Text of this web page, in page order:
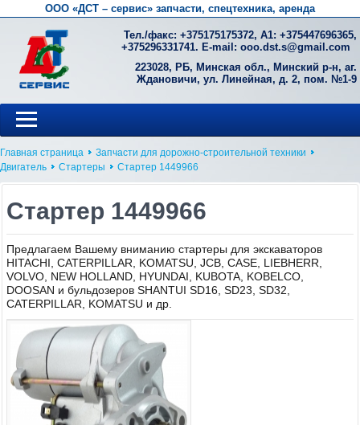
ООО «ДСТ – сервис» запчасти, спецтехника, аренда
Тел./факс: +375175175372, А1: +375447696365,
+375296331741. E-mail: ooo.dst.s@gmail.com
223028, РБ, Минская обл., Минский р-н, аг.
Ждановичи, ул. Линейная, д. 2, пом. №1-9
Главная страница
Запчасти для дорожно-строительной техники
Двигатель
Стартеры Стартер 1449966
Стартер 1449966
Предлагаем Вашему вниманию стартеры для экскаваторов
HITACHI, CATERPILLAR, KOMATSU, JCB, CASE, LIEBHERR,
VOLVO, NEW HOLLAND, HYUNDAI, KUBOTA, KOBELCO,
DOOSAN и бульдозеров SHANTUI SD16, SD23, SD32,
CATERPILLAR, KOMATSU и др.